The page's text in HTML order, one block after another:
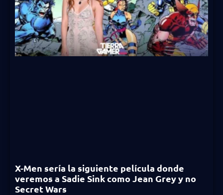
X-Men sería la siguiente película donde
veremos a Sadie Sink como Jean Grey y no
Secret Wars